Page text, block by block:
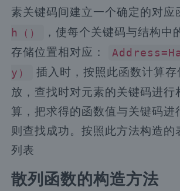
素关键码间建立一个确定的对应
h（）
，使每个关键码与结构中
存储位置相对应：
y）
插入时，按照此函数计算存
放，查找时对元素的关键码进行
算，把求得的函数值与关键码进
则查找成功。按照此方法构造的
列表
散列函数的构造方法